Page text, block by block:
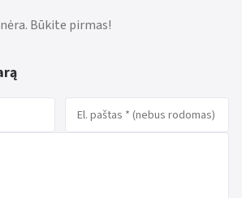
Būkite pirmas!